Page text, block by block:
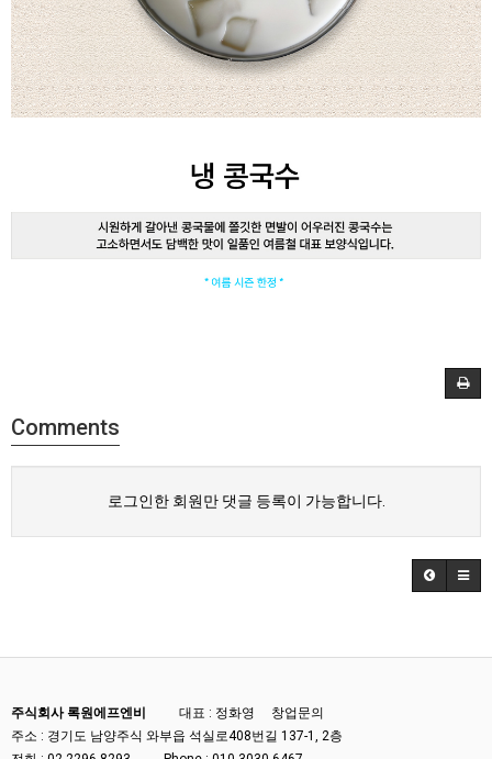
Comments
로그인한 회원만 댓글 등록이 가능합니다.
주식회사 록원에프엔비 대표 : 정화영 창업문의
주소 : 경기도 남양주식 와부읍 석실로408번길 137-1, 2층